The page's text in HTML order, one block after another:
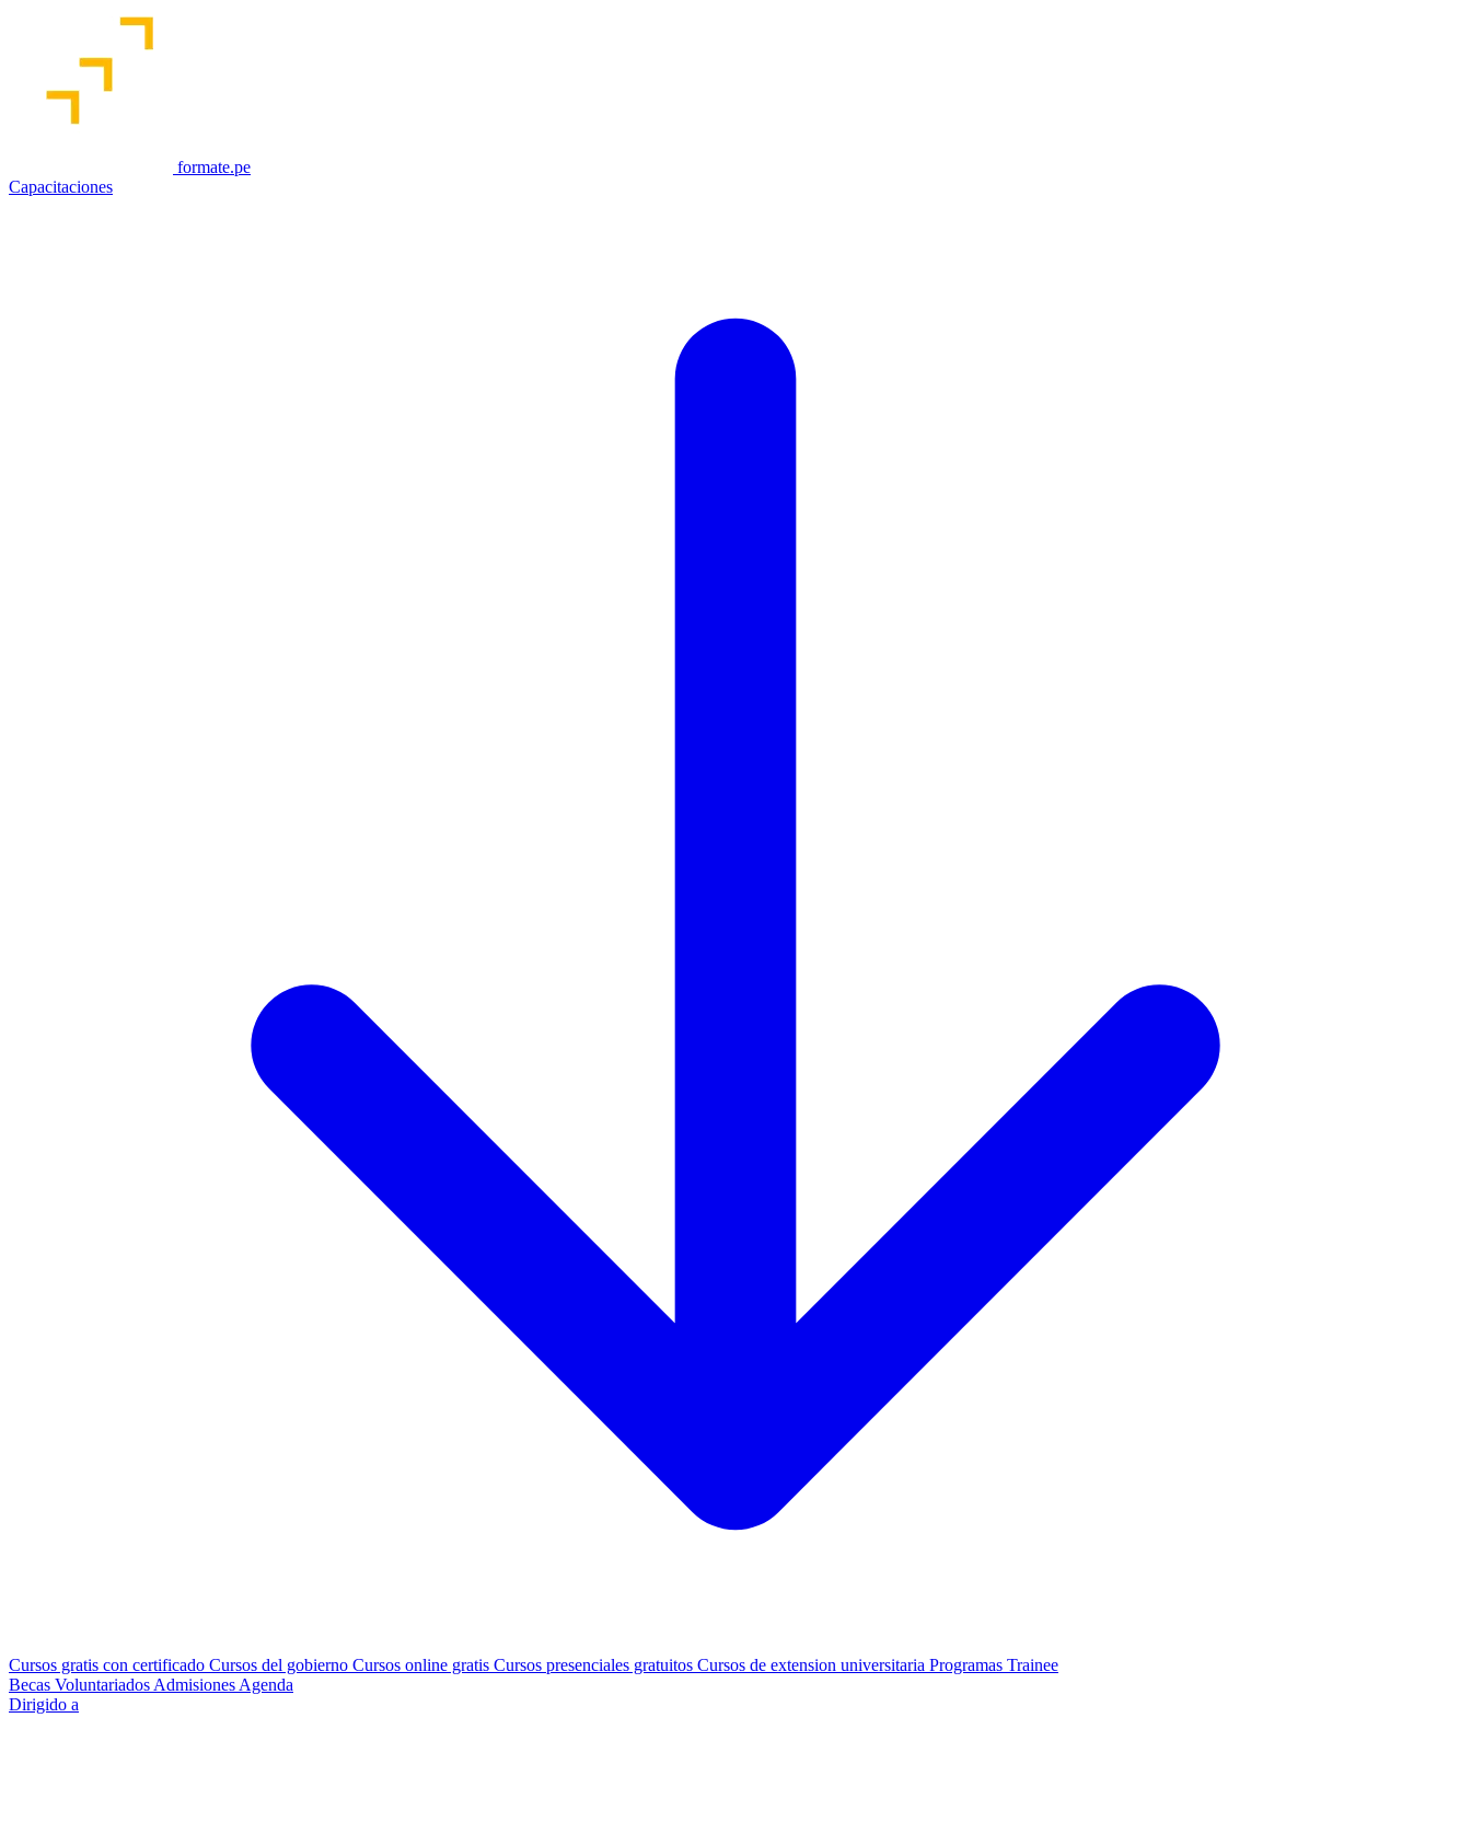
formate.pe
Capacitaciones
Cursos gratis con certificado Cursos del gobierno Cursos online gratis Cursos presenciales gratuitos Cursos de extension universitaria Programas Trainee
Becas Voluntariados Admisiones Agenda
Dirigido a